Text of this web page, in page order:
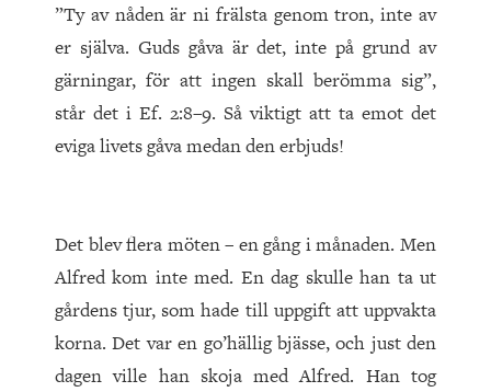
”Ty av nåden är ni frälsta genom tron, inte av
er själva. Guds gåva är det, inte på grund av
gärningar, för att ingen skall berömma sig”,
står det i Ef. 2:8–9. Så viktigt att ta emot det
eviga livets gåva medan den erbjuds!
Det blev flera möten – en gång i månaden. Men
Alfred kom inte med. En dag skulle han ta ut
gårdens tjur, som hade till uppgift att uppvakta
korna. Det var en go’hällig bjässe, och just den
dagen ville han skoja med Alfred. Han tog